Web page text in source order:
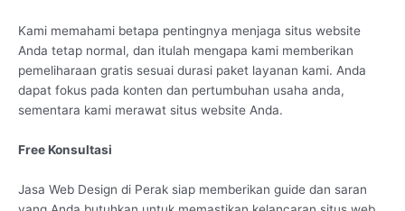
Kami memahami betapa pentingnya menjaga situs website
Anda tetap normal, dan itulah mengapa kami memberikan
pemeliharaan gratis sesuai durasi paket layanan kami. Anda
dapat fokus pada konten dan pertumbuhan usaha anda,
sementara kami merawat situs website Anda.
Free Konsultasi
Jasa Web Design di Perak siap memberikan guide dan saran